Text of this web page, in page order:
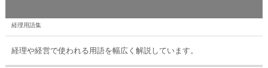
経理用語集
経理や経営で使われる用語を幅広く解説しています。